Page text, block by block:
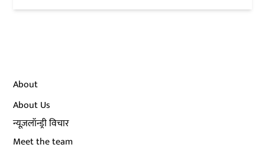
About
About Us
न्यूज़लॉन्ड्री विचार
Meet the team